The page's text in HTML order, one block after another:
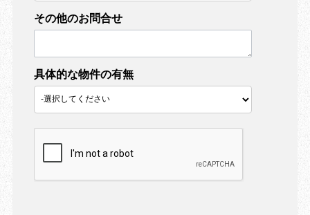
その他のお問合せ
具体的な物件の有無